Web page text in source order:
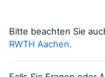
Bitte beachten Sie
RWTH Aachen.